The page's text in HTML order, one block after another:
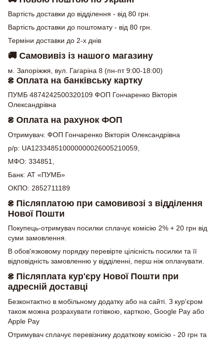
Вартість доставки до відділення - від 80 грн.
Вартість доставки до поштомату - від 80 грн.
Терміни доставки до 2-х днів
🚚 Самовивіз із нашого магазину
м. Запоріжжя, вул. Гагаріна 8 (пн-пт 9:00-18:00)
₴ Оплата на банківську картку
ПУМБ 4874242500320109 ФОП Гончаренко Вікторія
Олександрівна
₴ Оплата на рахунок ФОП
Отримувач: ФОП Гончаренко Вікторія Олександрівна
р/р: UA123348510000000026005210059,
МФО: 334851,
Банк: АТ «ПУМБ»
ОКПО: 2852711189
₴ Післяплатою при самовивозі з відділення
Нової Пошти
Покупець-отримувач посилки сплачує комісію 2% + 20 грн від
суми замовлення.
В обов'язковому порядку перевірте цілісність посилки та її
відповідність замовленню у відділенні, перш ніж оплачувати.
₴ Післяплата кур'єру Нової Пошти при
адресній доставці
Безконтактно в мобільному додатку або на сайті. З кур'єром
також можна розрахувати готівкою, карткою, Google Pay або
Apple Pay
Отримувач сплачує перевізнику додаткову комісію - 20 грн та